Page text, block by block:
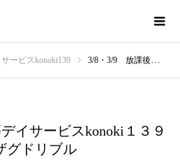
ービスkonoki139 3/8・3/9 放課後等デイサービスkonoki１３９ お菓子釣り・ジグザグドリブル
イサービスkonoki１３９
グドリブル